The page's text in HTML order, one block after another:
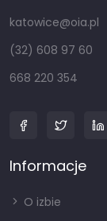
katowice@oia.pl
(32) 608 97 60
668 220 354
Informacje
O izbie